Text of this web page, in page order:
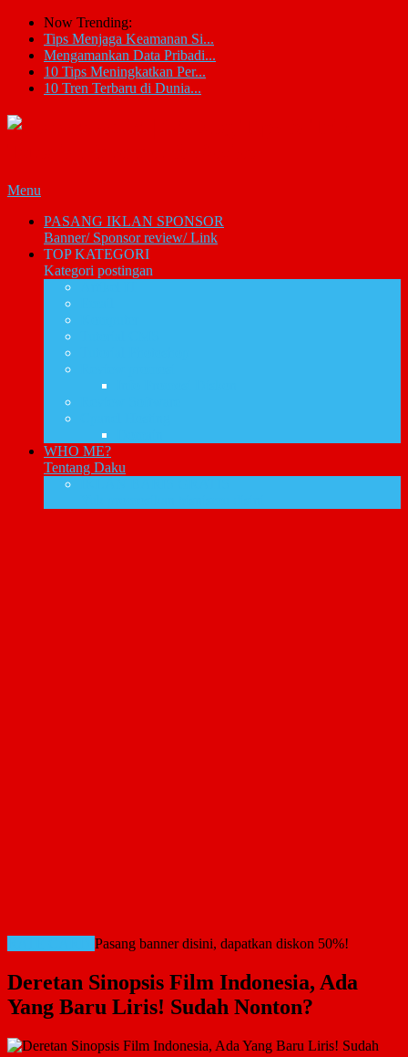
Now Trending:
Tips Menjaga Keamanan Si...
Mengamankan Data Pribadi...
10 Tips Meningkatkan Per...
10 Tren Terbaru di Dunia...
Menu
PASANG IKLAN SPONSOR
Banner/ Sponsor review/ Link
TOP KATEGORI
Kategori postingan
WHO ME?
Tentang Daku
Pasang banner disini, dapatkan diskon 50%!
Deretan Sinopsis Film Indonesia, Ada
Yang Baru Liris! Sudah Nonton?